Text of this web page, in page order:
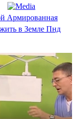
Армированная
в Земле Пнд